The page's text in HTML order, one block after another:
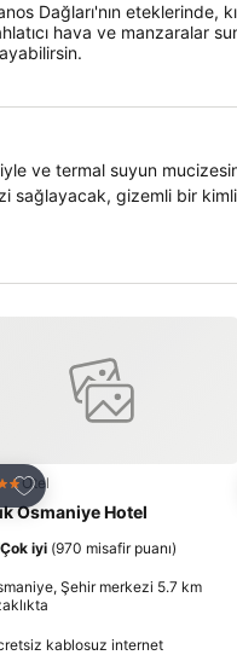
Dağları'nın eteklerinde,
hava ve manzaralar
bir kimliğe sahip olan “Antik
Favorilerime ekle
Otel
Osmaniye Hotel
Çok iyi (970 misafir puanı)
Şehir merkezi 5.7 km
kablosuz internet